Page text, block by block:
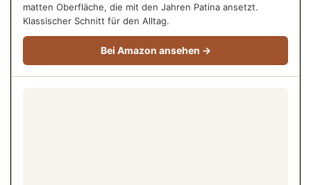
matten Oberfläche, die mit den Jahren Patina ansetzt.
Klassischer Schnitt für den Alltag.
Bei Amazon ansehen →